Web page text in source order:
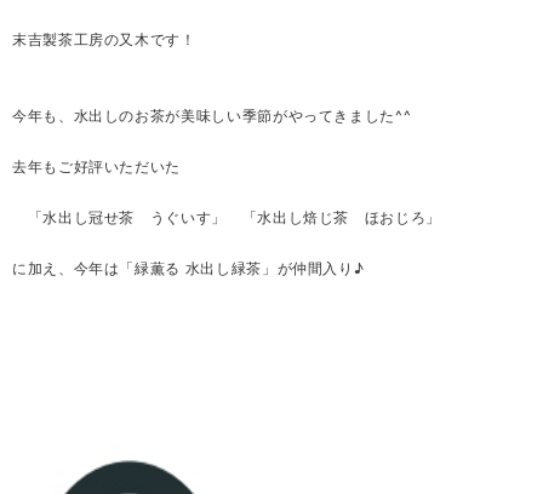
末吉製茶工房の又木です！
今年も、水出しのお茶が美味しい季節がやってきました^^
去年もご好評いただいた
「水出し冠せ茶 うぐいす」 「水出し焙じ茶 ほおじろ」
に加え、今年は「緑薫る 水出し緑茶」が仲間入り♪